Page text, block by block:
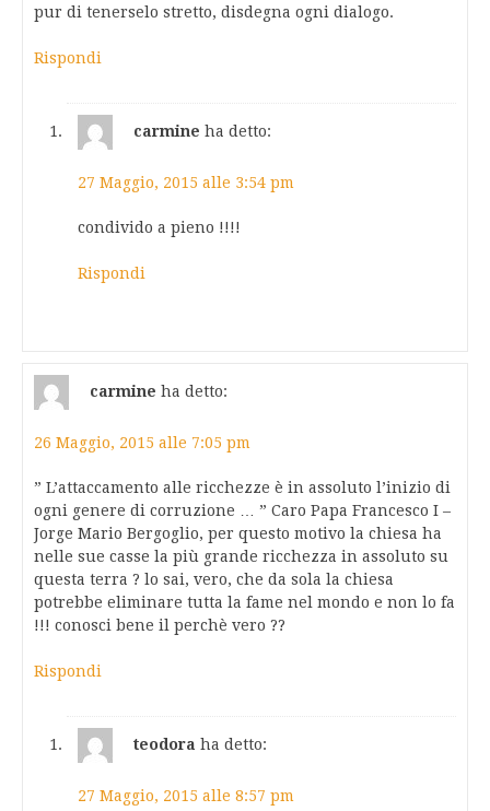
pur di tenerselo stretto, disdegna ogni dialogo.
Rispondi
carmine ha detto:
27 Maggio, 2015 alle 3:54 pm
condivido a pieno !!!!
Rispondi
carmine ha detto:
26 Maggio, 2015 alle 7:05 pm
” L’attaccamento alle ricchezze è in assoluto l’inizio di
ogni genere di corruzione … ” Caro Papa Francesco I –
Jorge Mario Bergoglio, per questo motivo la chiesa ha
nelle sue casse la più grande ricchezza in assoluto su
questa terra ? lo sai, vero, che da sola la chiesa
potrebbe eliminare tutta la fame nel mondo e non lo fa
!!! conosci bene il perchè vero ??
Rispondi
teodora ha detto:
27 Maggio, 2015 alle 8:57 pm